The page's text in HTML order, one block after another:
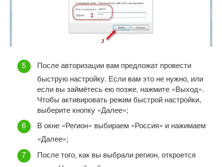
После авторизации вам предложат провести
быструю настройку. Если вам это не нужно, или
если вы займётесь ею позже, нажмите «Выход».
Чтобы активировать режим быстрой настройки,
выберите кнопку «Далее»;
В окне «Регион» выбираем «Россия» и нажимаем
«Далее»;
После того, как вы выбрали регион, откроется